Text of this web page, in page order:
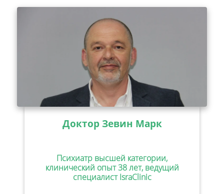
Доктор Зевин Марк
Психиатр высшей категории,
клинический опыт 38 лет, ведущий
специалист IsraClinic